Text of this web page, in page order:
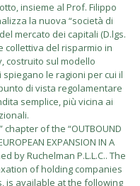
insieme al Prof. Filippo
la nuova “società di
mercato dei capitali (D.lgs.
collettiva del risparmio in
costruito sul modello
spiegano le ragioni per cui il
di vista regolamentare
semplice, più vicina ai
chapter of the “OUTBOUND
EXPANSION IN A
by Ruchelman P.L.L.C.. The
of holding companies
is available at the following